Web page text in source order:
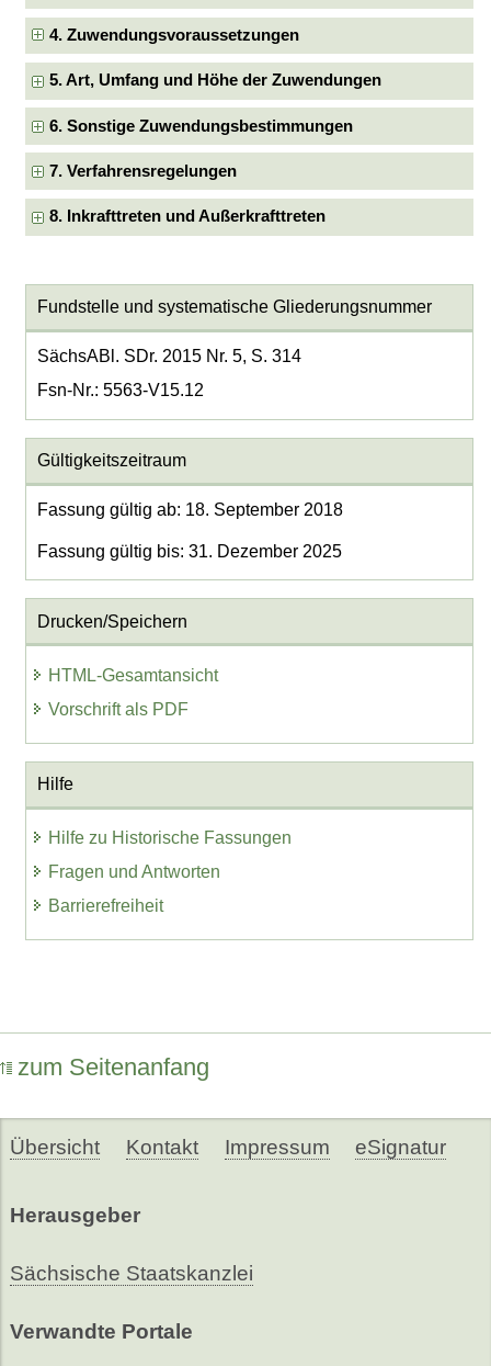
4. Zuwendungsvoraussetzungen
5. Art, Umfang und Höhe der Zuwendungen
6. Sonstige Zuwendungsbestimmungen
7. Verfahrensregelungen
8. Inkrafttreten und Außerkrafttreten
Fundstelle und systematische Gliederungsnummer
SächsABl. SDr. 2015 Nr. 5, S. 314
Fsn-Nr.: 5563-V15.12
Gültigkeitszeitraum
Fassung gültig ab: 18. September 2018
Fassung gültig bis: 31. Dezember 2025
Drucken/Speichern
HTML-Gesamtansicht
Vorschrift als PDF
Hilfe
Hilfe zu Historische Fassungen
Fragen und Antworten
Barrierefreiheit
zum Seitenanfang
Übersicht Kontakt Impressum eSignatur
Herausgeber
Sächsische Staatskanzlei
Verwandte Portale